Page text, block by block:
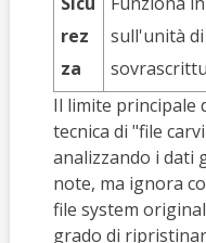
rez
za
sull'unità
Il limite principale
tecnica di "file
analizzando i dati
note, ma ignora
file system
grado di